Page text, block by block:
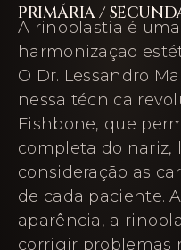
PRIMÁRIA /
A rinoplastia é
harmonização
O Dr. Lessandro
nessa técnica
Fishbone, que
completa do nariz,
consideração as
de cada paciente.
aparência, a
corrigir problemas